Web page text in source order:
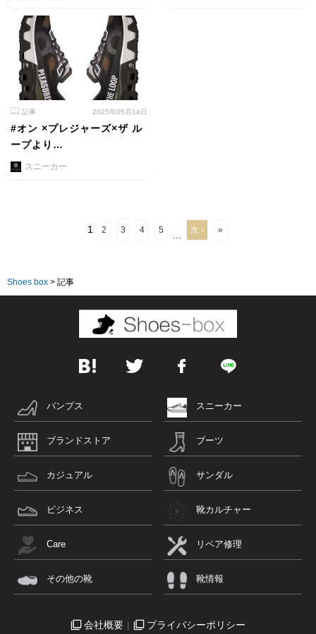
記事 2025年05月14日
#オン ×プレジャーズ×ザ ル
ープより…
スニーカー
1 2 3 4 5 次 › »
Shoes box > 記事
パンプス スニーカー
ブランドストア ブーツ
カジュアル サンダル
ビジネス 靴カルチャー
Care リペア修理
その他の靴 靴情報
会社概要 プライバシーポリシー